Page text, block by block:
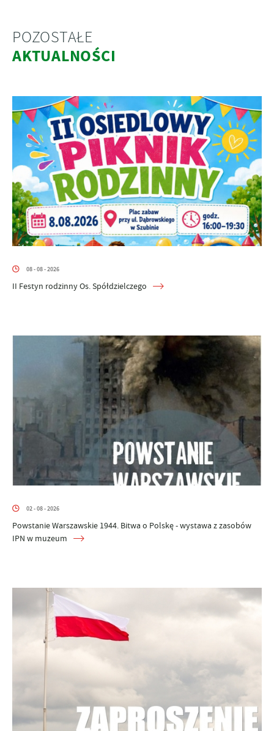
POZOSTAŁE
AKTUALNOŚCI
08 - 08 - 2026
II Festyn rodzinny Os. Spółdzielczego
02 - 08 - 2026
Powstanie Warszawskie 1944. Bitwa o Polskę - wystawa z zasobów
IPN w muzeum